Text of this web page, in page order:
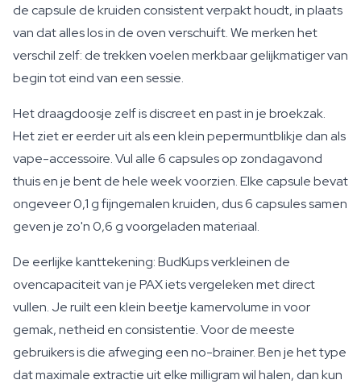
de capsule de kruiden consistent verpakt houdt, in plaats
van dat alles los in de oven verschuift. We merken het
verschil zelf: de trekken voelen merkbaar gelijkmatiger van
begin tot eind van een sessie.
Het draagdoosje zelf is discreet en past in je broekzak.
Het ziet er eerder uit als een klein pepermuntblikje dan als
vape-accessoire. Vul alle 6 capsules op zondagavond
thuis en je bent de hele week voorzien. Elke capsule bevat
ongeveer 0,1 g fijngemalen kruiden, dus 6 capsules samen
geven je zo'n 0,6 g voorgeladen materiaal.
De eerlijke kanttekening: BudKups verkleinen de
ovencapaciteit van je PAX iets vergeleken met direct
vullen. Je ruilt een klein beetje kamervolume in voor
gemak, netheid en consistentie. Voor de meeste
gebruikers is die afweging een no-brainer. Ben je het type
dat maximale extractie uit elke milligram wil halen, dan kun